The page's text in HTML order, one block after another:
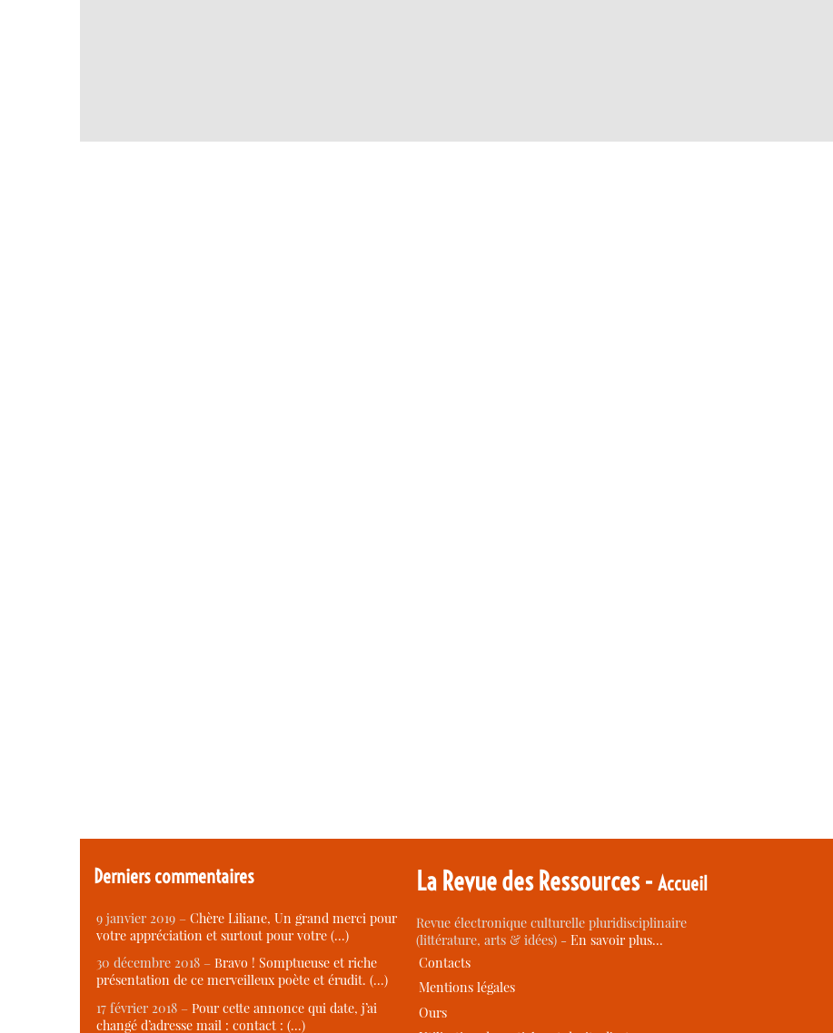
Derniers commentaires
9 janvier 2019 – Chère Liliane, Un grand merci pour
votre appréciation et surtout pour votre (…)
30 décembre 2018 – Bravo ! Somptueuse et riche
présentation de ce merveilleux poète et érudit. (…)
17 février 2018 – Pour cette annonce qui date, j’ai
changé d’adresse mail : contact : (…)
La Revue des Ressources -Accueil
Revue électronique culturelle pluridisciplinaire
(littérature, arts & idées) -En savoir plus…
Contacts
Mentions légales
Ours